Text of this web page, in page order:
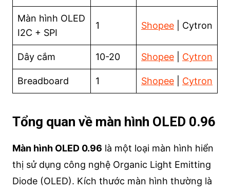
Màn hình OLED
I2C + SPI
1 Shopee| Cytron
Dây cắm 10-20 Shopee| Cytron
Breadboard 1 Shopee| Cytron
Tổng quan về màn hình OLED 0.96
Màn hình OLED 0.96 là một loại màn hình hiển
thị sử dụng công nghệ Organic Light Emitting
Diode (OLED). Kích thước màn hình thường là